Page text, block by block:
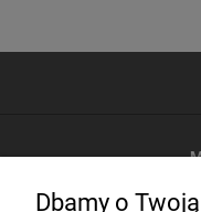
Dbamy o